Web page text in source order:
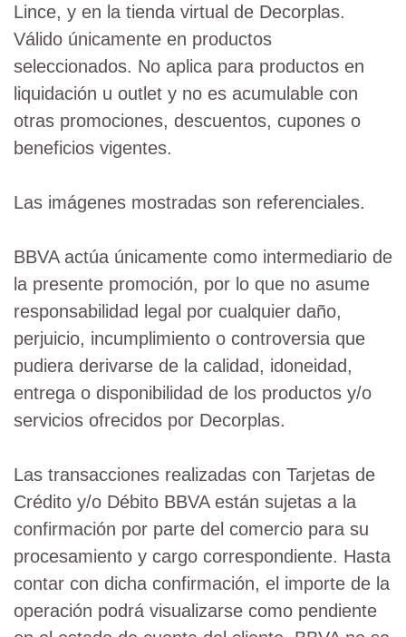
Lince, y en la tienda virtual de Decorplas.
Válido únicamente en productos
seleccionados. No aplica para productos en
liquidación u outlet y no es acumulable con
otras promociones, descuentos, cupones o
beneficios vigentes.
Las imágenes mostradas son referenciales.
BBVA actúa únicamente como intermediario de
la presente promoción, por lo que no asume
responsabilidad legal por cualquier daño,
perjuicio, incumplimiento o controversia que
pudiera derivarse de la calidad, idoneidad,
entrega o disponibilidad de los productos y/o
servicios ofrecidos por Decorplas.
Las transacciones realizadas con Tarjetas de
Crédito y/o Débito BBVA están sujetas a la
confirmación por parte del comercio para su
procesamiento y cargo correspondiente. Hasta
contar con dicha confirmación, el importe de la
operación podrá visualizarse como pendiente